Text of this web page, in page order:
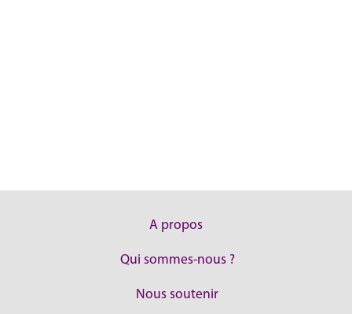
A propos
Qui sommes-nous ?
Nous soutenir